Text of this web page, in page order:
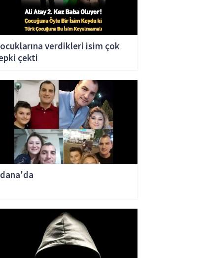
verdikleri isim çok
çekti